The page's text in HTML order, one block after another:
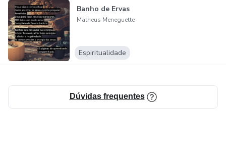
Banho de Ervas
Matheus Meneguette
Espiritualidade
Dúvidas frequentes